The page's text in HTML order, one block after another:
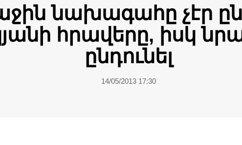
նախագահը չէր
հրավերը, իսկ
ընդունել
14/05/2013 17:30